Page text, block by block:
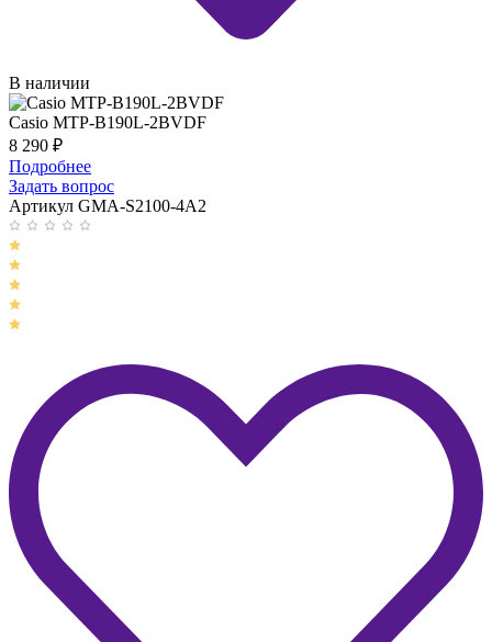
В наличии
Casio MTP-B190L-2BVDF
8 290 ₽
Подробнее
Задать вопрос
Артикул GMA-S2100-4A2